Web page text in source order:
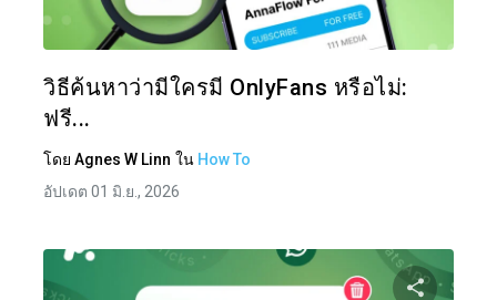
วิธีค้นหาว่ามีใครมี OnlyFans หรือไม่:
ฟรี...
โดย Agnes W Linn ใน How To
อัปเดต 01 มิ.ย., 2026